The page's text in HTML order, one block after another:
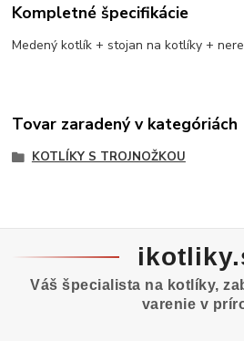
Kompletné špecifikácie
Medený kotlík + stojan na kotlíky +
Tovar zaradený v kategóriách
KOTLÍKY S TROJNOŽKOU
Váš špecialista na kotlíky,
varenie v